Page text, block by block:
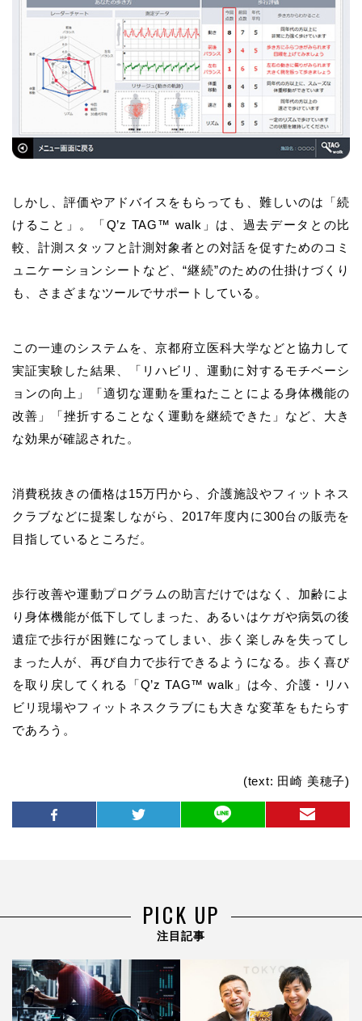
しかし、評価やアドバイスをもらっても、難しいのは「続
けること」。「Q’z TAG™ walk」は、過去データとの比
較、計測スタッフと計測対象者との対話を促すためのコミ
ュニケーションシートなど、“継続”のための仕掛けづくり
も、さまざまなツールでサポートしている。
この一連のシステムを、京都府立医科大学などと協力して
実証実験した結果、「リハビリ、運動に対するモチベーシ
ョンの向上」「適切な運動を重ねたことによる身体機能の
改善」「挫折することなく運動を継続できた」など、大き
な効果が確認された。
消費税抜きの価格は15万円から、介護施設やフィットネス
クラブなどに提案しながら、2017年度内に300台の販売を
目指しているところだ。
歩行改善や運動プログラムの助言だけではなく、加齢によ
り身体機能が低下してしまった、あるいはケガや病気の後
遺症で歩行が困難になってしまい、歩く楽しみを失ってし
まった人が、再び自力で歩行できるようになる。歩く喜び
を取り戻してくれる「Q’z TAG™ walk」は今、介護・リハ
ビリ現場やフィットネスクラブにも大きな変革をもたらす
であろう。
(text: 田崎 美穂子)
PICK UP
注目記事